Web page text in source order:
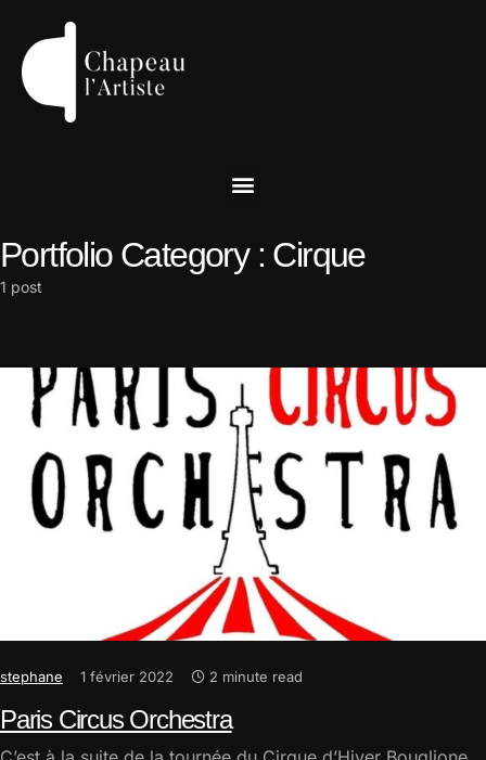
Portfolio Category : Cirque
1 post
stephane 1 février 2022 2 minute read
Paris Circus Orchestra